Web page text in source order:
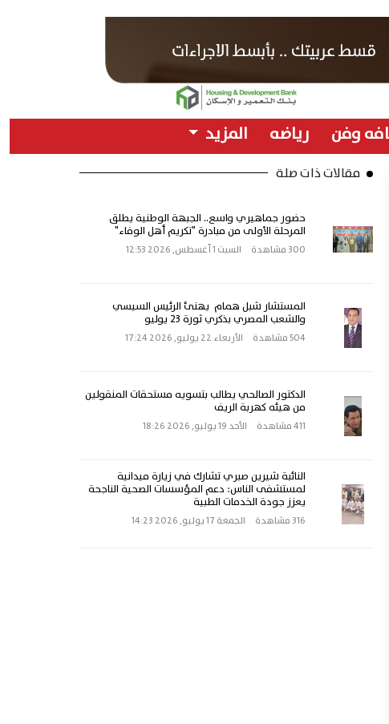
وفن رياضه المزيد
مقالات ذات صلة
حضور جماهيري واسع.. الجبهة الوطنية يطلق
المرحلة الأولى من مبادرة "تكريم أهل الوفاء"
300 مشاهدة السبت 1 أغسطس, 2026 12:53
المستشار شبل همام يهنئ الرئيس السيسي
والشعب المصري بذكري ثورة 23 يوليو
504 مشاهدة الأربعاء 22 يوليو, 2026 17:24
الدكتور الصالحي يطالب بتسويه مستحقات المنقولين
من هيئه كهربة الريف
411 مشاهدة الأحد 19 يوليو, 2026 18:26
النائبة شيرين صبري تشارك في زيارة ميدانية
لمستشفى الناس: دعم المؤسسات الصحية الناجحة
يعزز جودة الخدمات الطبية
316 مشاهدة الجمعة 17 يوليو, 2026 14:23